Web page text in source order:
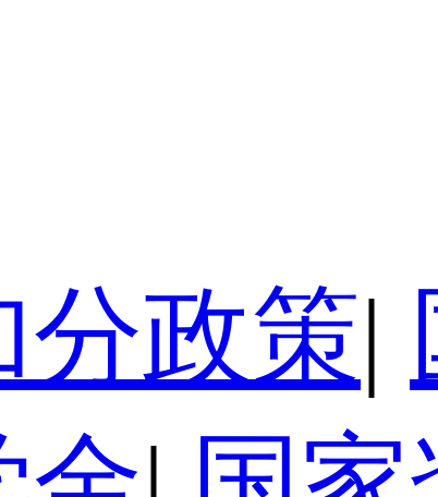
分政策|